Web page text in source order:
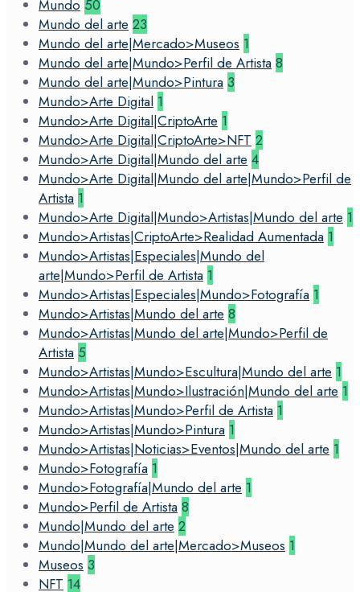
Mundo 50
Mundo del arte 23
Mundo del arte|Mercado>Museos 1
Mundo del arte|Mundo>Perfil de Artista 8
Mundo del arte|Mundo>Pintura 3
Mundo>Arte Digital 1
Mundo>Arte Digital|CriptoArte 1
Mundo>Arte Digital|CriptoArte>NFT 2
Mundo>Arte Digital|Mundo del arte 4
Mundo>Arte Digital|Mundo del arte|Mundo>Perfil de
Artista 1
Mundo>Arte Digital|Mundo>Artistas|Mundo del arte 1
Mundo>Artistas|CriptoArte>Realidad Aumentada 1
Mundo>Artistas|Especiales|Mundo del
arte|Mundo>Perfil de Artista 1
Mundo>Artistas|Especiales|Mundo>Fotografía 1
Mundo>Artistas|Mundo del arte 8
Mundo>Artistas|Mundo del arte|Mundo>Perfil de
Artista 5
Mundo>Artistas|Mundo>Escultura|Mundo del arte 1
Mundo>Artistas|Mundo>Ilustración|Mundo del arte 1
Mundo>Artistas|Mundo>Perfil de Artista 1
Mundo>Artistas|Mundo>Pintura 1
Mundo>Artistas|Noticias>Eventos|Mundo del arte 1
Mundo>Fotografía 1
Mundo>Fotografía|Mundo del arte 1
Mundo>Perfil de Artista 8
Mundo|Mundo del arte 2
Mundo|Mundo del arte|Mercado>Museos 1
Museos 3
NFT 14